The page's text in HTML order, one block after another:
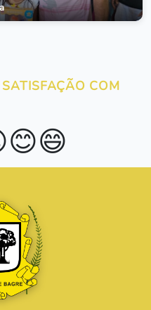
COM
😊😄